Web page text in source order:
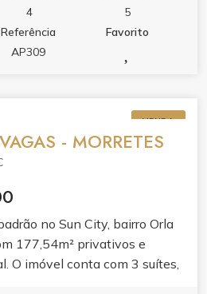
cria ambientes perfeitos
planejada em porcelanato e o
refletem acabamento de
espaço gourmet, sala de
Tudo para transformar sua
4
5
Referência
AP309
Favorito
VENDA
- MORRETES
no Sun City, bairro Orla
177,54m² privativos e
O imóvel conta com 3 suítes,